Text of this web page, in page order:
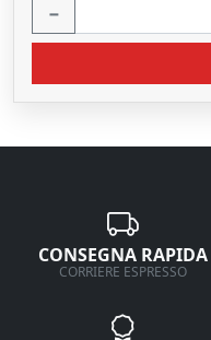
−
CONSEGNA RAPIDA
CORRIERE ESPRESSO